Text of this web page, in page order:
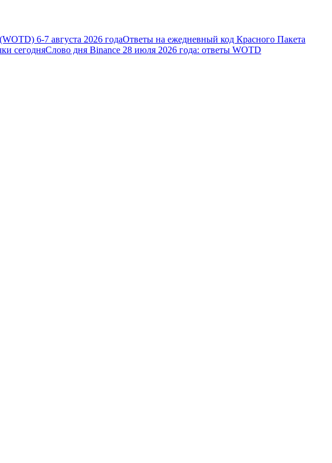
6-7 августа 2026 годаОтветы на ежедневный код Красного Пакета
сегодняСлово дня Binance 28 июля 2026 года: ответы WOTD